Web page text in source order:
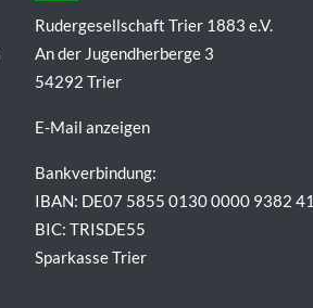
Rudergesellschaft Trier 1883 e.V.
An der Jugendherberge 3
54292 Trier
E-Mail anzeigen
Bankverbindung:
IBAN: DE07 5855 0130 0000 9382 41
BIC: TRISDE55
Sparkasse Trier